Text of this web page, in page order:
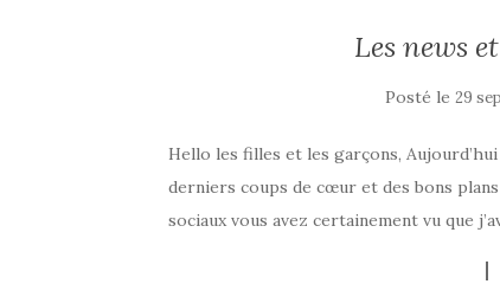
Les news
Posté le29
Hello les filles et les garçons,
derniers coups de cœur et des bons
sociaux vous avez certainement vu que